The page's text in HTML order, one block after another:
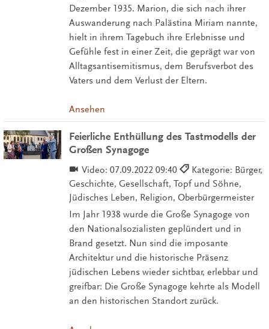
Dezember 1935. Marion, die sich nach ihrer
Auswanderung nach Palästina Miriam nannte,
hielt in ihrem Tagebuch ihre Erlebnisse und
Gefühle fest in einer Zeit, die geprägt war von
Alltagsantisemitismus, dem Berufsverbot des
Vaters und dem Verlust der Eltern.
Ansehen
Feierliche Enthüllung des Tastmodells der
Großen Synagoge
Video: 07.09.2022 09:40
Kategorie: Bürger,
Geschichte, Gesellschaft, Topf und Söhne,
Jüdisches Leben, Religion, Oberbürgermeister
Im Jahr 1938 wurde die Große Synagoge von
den Nationalsozialisten geplündert und in
Brand gesetzt. Nun sind die imposante
Architektur und die historische Präsenz
jüdischen Lebens wieder sichtbar, erlebbar und
greifbar: Die Große Synagoge kehrte als Modell
an den historischen Standort zurück.